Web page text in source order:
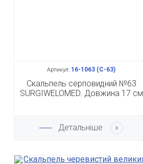
Артикул: 16-1063 (С-63)
Скальпель серповидний №63
SURGIWELOMED. Довжина 17 см
Детальніше